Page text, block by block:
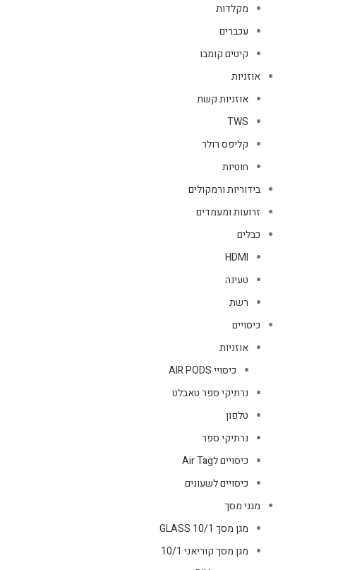
מקלדות
עכברים
קיטים קומבו
אוזניות
אוזניות קשת
TWS
קליפס רולר
חוטיות
בידוריות ורמקולים
זרועות ומעמדים
כבלים
HDMI
טעינה
רשת
כיסויים
אוזניות
כיסויי AIR PODS
נרתיקי ספר טאבלט
טלפון
נרתיקי ספר
כיסויים לAir Tag
כיסויים לשעונים
מגני מסך
מגן מסך GLASS 10/1
מגן מסך קוריאני 10/1